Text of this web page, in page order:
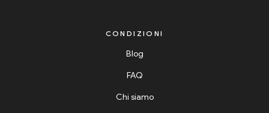
CONDIZIONI
Blog
FAQ
Chi siamo